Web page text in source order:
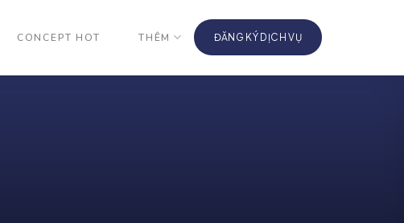
CONCEPT HOT THÊM ĐĂNG KÝ DỊCH VỤ